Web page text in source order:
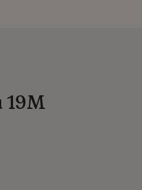
19M